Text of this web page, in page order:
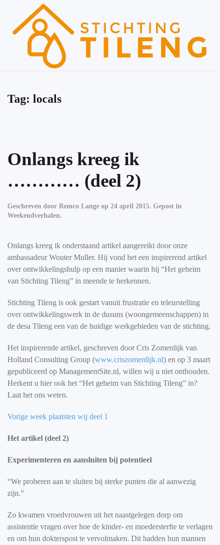
Skip to main content
Tag: locals
Onlangs kreeg ik
………… (deel 2)
Geschreven door Remco Lange op 24 april 2015. Gepost in
Weekendverhalen.
Onlangs kreeg ik onderstaand artikel aangereikt door onze
ambassadeur Wouter Muller. Hij vond het een inspirerend artikel
over ontwikkelingshulp op een manier waarin hij “Het geheim
van Stichting Tileng” in meende te herkennen.
Stichting Tileng is ook gestart vanuit frustratie en teleurstelling
over ontwikkelingswerk in de dusuns (woongemeenschappen) in
de desa Tileng een van de huidige werkgebieden van de stichting.
Het inspirerende artikel, geschreven door Cris Zomerdijk van
Holland Consulting Group (www.criszomerdijk.nl) en op 3 maart
gepubliceerd op ManagementSite.nl, willen wij u niet onthouden.
Herkent u hier ook het “Het geheim van Stichting Tileng” in?
Laat het ons weten.
Vorige week plaatsten wij deel 1
Het artikel (deel 2)
Experimenteren en aansluiten bij potentieel
“We proberen aan te sluiten bij sterke punten die al aanwezig
zijn.”
Zo kwamen vroedvrouwen uit het naastgelegen dorp om
assistentie vragen over hoe de kinder- en moedersterfte te verlagen
en om hun dokterspost te vervolmaken. Dit hadden hun mannen